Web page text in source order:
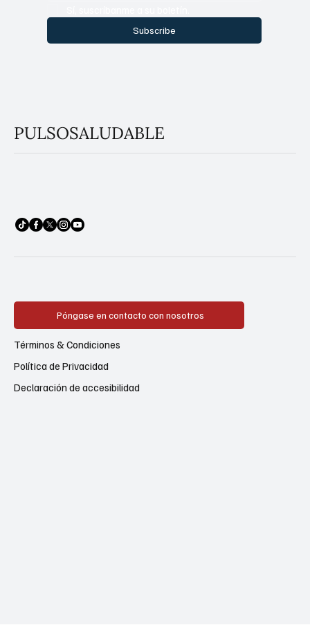
Subscribe
PULSOSALUDABLE
Póngase en contacto con nosotros
Política de Privacidad
Términos & Condiciones
Declaración de accesibilidad